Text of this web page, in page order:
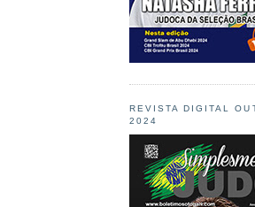
REVISTA DIGITAL
2024